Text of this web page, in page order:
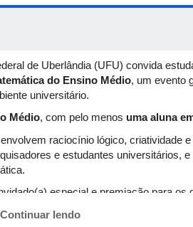
de Uberlândia (UFU) convida
do Ensino Médio, um evento
universitário.
Médio, com pelo menos uma aluna
raciocínio lógico, criatividade
e estudantes universitários,
especial e premiação para os
Continuar lendo